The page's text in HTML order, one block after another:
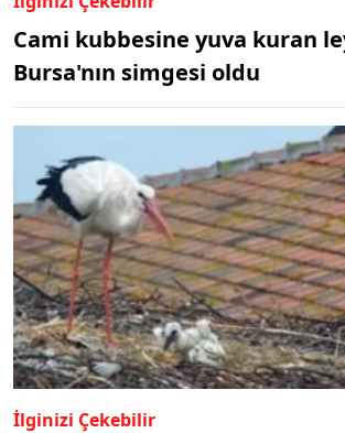
Cami kubbesine yuva kuran
Bursa'nın simgesi oldu
İlginizi Çekebilir